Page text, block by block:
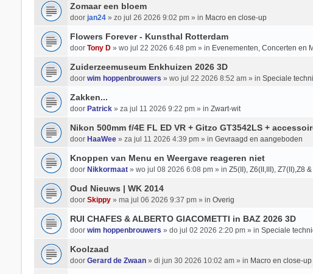
Zomaar een bloem
door jan24» zo jul 26 2026 9:02 pm » in Macro en close-up
Flowers Forever - Kunsthal Rotterdam
door Tony D» wo jul 22 2026 6:48 pm » in Evenementen, Concerten en
Zuiderzeemuseum Enkhuizen 2026 3D
door wim hoppenbrouwers » wo jul 22 2026 8:52 am » in Speciale
Zakken...
door Patrick» za jul 11 2026 9:22 pm » in Zwart-wit
Nikon 500mm f/4E FL ED VR + Gitzo GT3542LS +
door HaaWee» za jul 11 2026 4:39 pm » in Gevraagd en aangeboden
Knoppen van Menu en Weergave reageren niet
door Nikkormaat» wo jul 08 2026 6:08 pm » in Z5(II), Z6(II,III), Z7(II),Z8 &
Oud Nieuws | WK 2014
door Skippy» ma jul 06 2026 9:37 pm » in Overig
RUI CHAFES & ALBERTO GIACOMETTI in BAZ 2026 3D
door wim hoppenbrouwers » do jul 02 2026 2:20 pm » in Speciale
Koolzaad
door Gerard de Zwaan» di jun 30 2026 10:02 am » in Macro en close-up